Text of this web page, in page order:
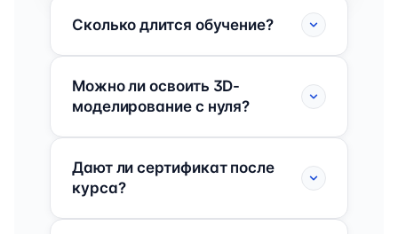
Сколько длится обучение?
Можно ли освоить 3D-
моделирование с нуля?
Дают ли сертификат после
курса?